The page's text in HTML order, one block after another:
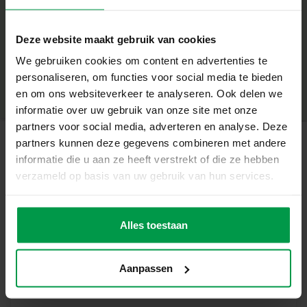
Deze website maakt gebruik van cookies
We gebruiken cookies om content en advertenties te
personaliseren, om functies voor social media te bieden
en om ons websiteverkeer te analyseren. Ook delen we
informatie over uw gebruik van onze site met onze
partners voor social media, adverteren en analyse. Deze
partners kunnen deze gegevens combineren met andere
informatie die u aan ze heeft verstrekt of die ze hebben
verzameld op basis van uw gebruik van hun services.
Alles toestaan
Aanpassen
Das macht dieses Set besonders
Mit Shaker-Becher zum Mischen des Schleims mit
verschiedenen Perlen und Streuseln
Fröhlich bunte Perlen im Happy-Explosion-Design
Schleim mit Perlen mischen und verzieren
Der Schleim ist sicher für Kinder
Glutenfreier, gebrauchsfertiger Schleim
Ein Schleimbecher voller Spaß
Mit dem speziellen Shake-Becher lassen sich die Perlen
besonders gut untermischen. Gib einfach den
Schleim wird jedes Spiel zu einer fröhlichen Party!
Transparenter Mix-it-Shake-Becher
Mindestalter|
Produktnummer
Teilen Sie dieses Produkt
Ähnliche Produkte
Shake-a-Slime –
Love Story 200
Mindestalte